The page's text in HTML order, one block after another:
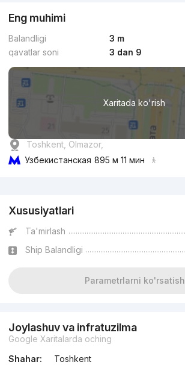
Eng muhimi
Balandligi
3 m
qavatlar soni
3 dan 9
Xaritada ko'rish
Toshkent, Olmazor,
Узбекистанская 895 м 11 мин
Xususiyatlari
Ta'mirlash
Ship Balandligi
Parametrlarni ko'rsatish
Joylashuv va infratuzilma
Google Xaritalarda oching
Shahar:
Toshkent